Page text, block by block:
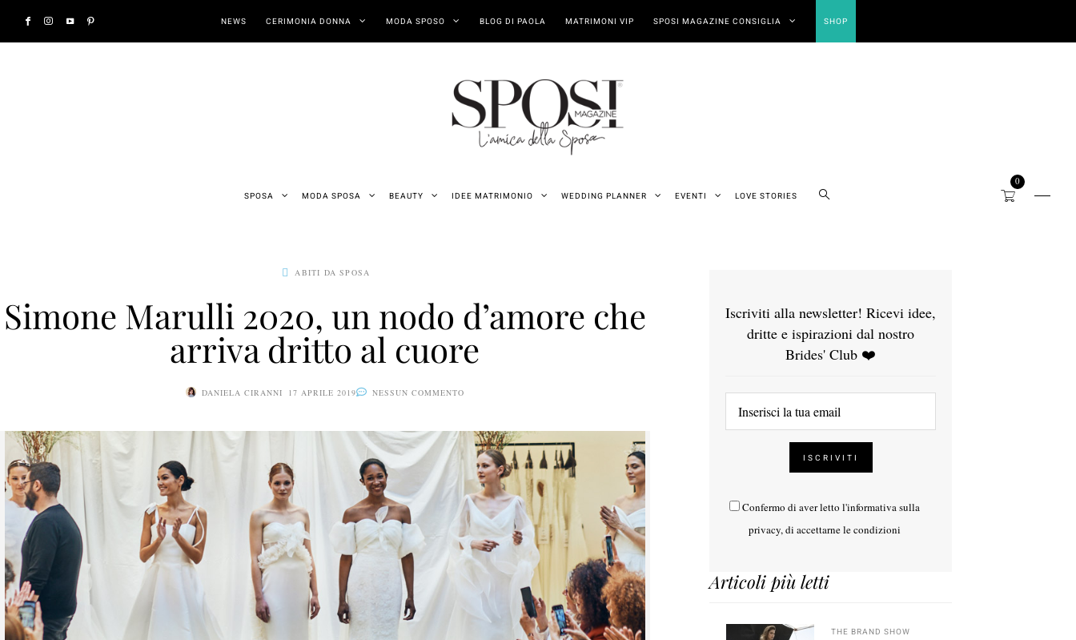
NEWS CERIMONIA DONNA MODA SPOSO BLOG DI PAOLA MATRIMONI VIP SPOSI MAGAZINE CONSIGLIA SHOP
SPOSA MODA SPOSA BEAUTY IDEE MATRIMONIO WEDDING PLANNER EVENTI LOVE STORIES
0
ABITI DA SPOSA
Simone Marulli 2020, un nodo d’amore che
arriva dritto al cuore
DANIELA CIRANNI 17 APRILE 2019 NESSUN COMMENTO
Iscriviti alla newsletter! Ricevi idee,
dritte e ispirazioni dal nostro
Brides' Club ❤️
Confermo di aver letto l'informativa sulla
privacy, di accettarne le condizioni
Articoli più letti
THE BRAND SHOW